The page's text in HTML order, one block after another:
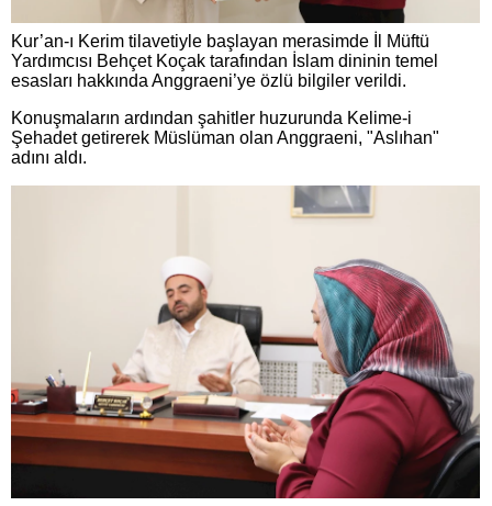
Kur’an-ı Kerim tilavetiyle başlayan merasimde İl Müftü
Yardımcısı Behçet Koçak tarafından İslam dininin temel
esasları hakkında Anggraeni’ye özlü bilgiler verildi.
Konuşmaların ardından şahitler huzurunda Kelime-i
Şehadet getirerek Müslüman olan Anggraeni, "Aslıhan"
adını aldı.